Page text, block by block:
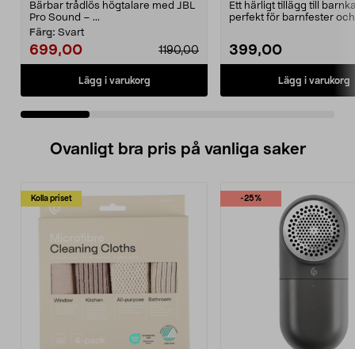
Bärbar trådlös högtalare med JBL
Pro Sound – ...
Färg: Svart
699,00 1190,00
Lägg i varukorg
Ett härligt tillägg till
perfekt för barnfester och
399,00
Lägg i varukorg
Ovanligt bra pris på vanliga saker
Kolla priset -25%